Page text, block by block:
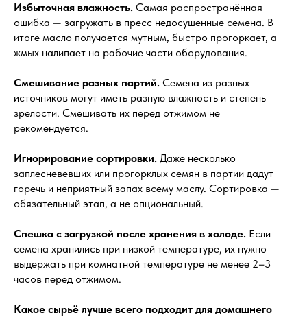
Избыточная влажность. Самая распространённая
ошибка — загружать в пресс недосушенные семена. В
итоге масло получается мутным, быстро прогоркает, а
жмых налипает на рабочие части оборудования.
Смешивание разных партий. Семена из разных
источников могут иметь разную влажность и степень
зрелости. Смешивать их перед отжимом не
рекомендуется.
Игнорирование сортировки. Даже несколько
заплесневевших или прогорклых семян в партии дадут
горечь и неприятный запах всему маслу. Сортировка —
обязательный этап, а не опциональный.
Спешка с загрузкой после хранения в холоде. Если
семена хранились при низкой температуре, их нужно
выдержать при комнатной температуре не менее 2–3
часов перед отжимом.
Какое сырьё лучше всего подходит для домашнего